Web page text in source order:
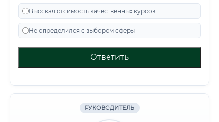
Высокая стоимость качественных курсов
Не определился с выбором сферы
Ответить
РУКОВОДИТЕЛЬ